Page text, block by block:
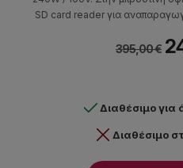
SD card reader για
μουσικής σε χώρους όπως
395,00 €
Διαθέσιμο
Διαθέσιμο